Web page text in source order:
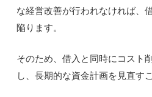
な経営改善が行われなければ、
陥ります。
そのため、借入と同時にコスト
し、長期的な資金計画を見直す